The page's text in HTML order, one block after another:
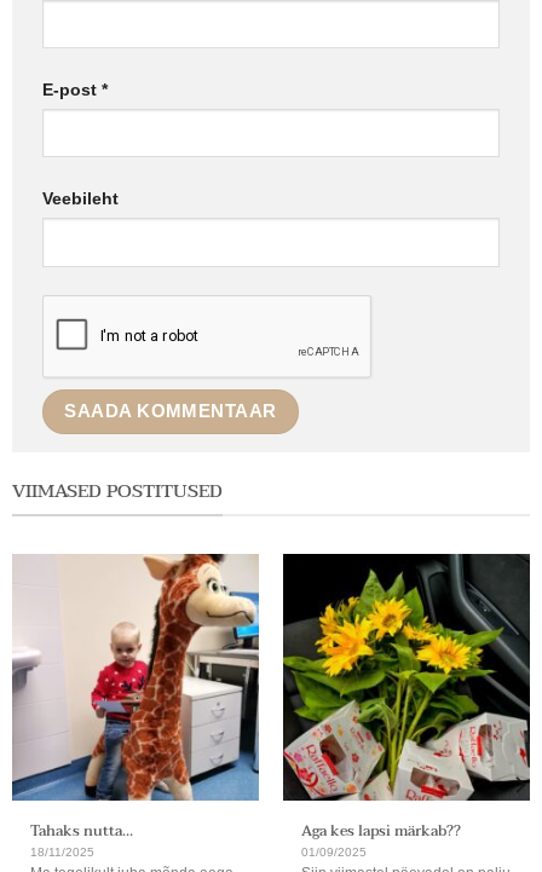
E-post *
Veebileht
VIIMASED POSTITUSED
Tahaks nutta…
18/11/2025
Aga kes lapsi märkab??
01/09/2025